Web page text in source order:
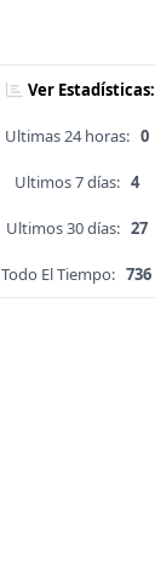
Ver Estadísticas:
Ultimas 24 horas: 0
Ultimos 7 días: 4
Ultimos 30 días: 27
Todo El Tiempo: 736